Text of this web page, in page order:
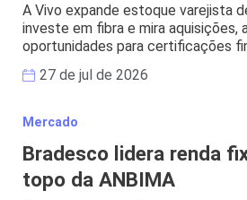
A Vivo expande estoque varejista
investe em fibra e mira aquisições,
oportunidades para certificações
27 de jul de 2026
Mercado
Bradesco lidera renda
topo da ANBIMA